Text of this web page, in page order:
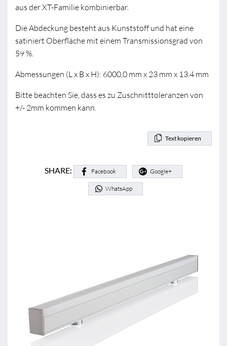
aus der XT-Familie kombinierbar.
Die Abdeckung besteht aus Kunststoff und hat eine
satiniert Oberfläche mit einem Transmissionsgrad von
59 %.
Abmessungen (L x B x H): 6000,0 mm x 23 mm x 13.4 mm
Bitte beachten Sie, dass es zu Zuschnitttoleranzen von
+/- 2mm kommen kann.
Text kopieren
SHARE: Facebook Google+
WhatsApp